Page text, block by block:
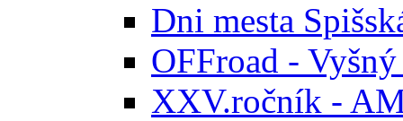
Dni mesta
OFFroad -
XXV.ročník -